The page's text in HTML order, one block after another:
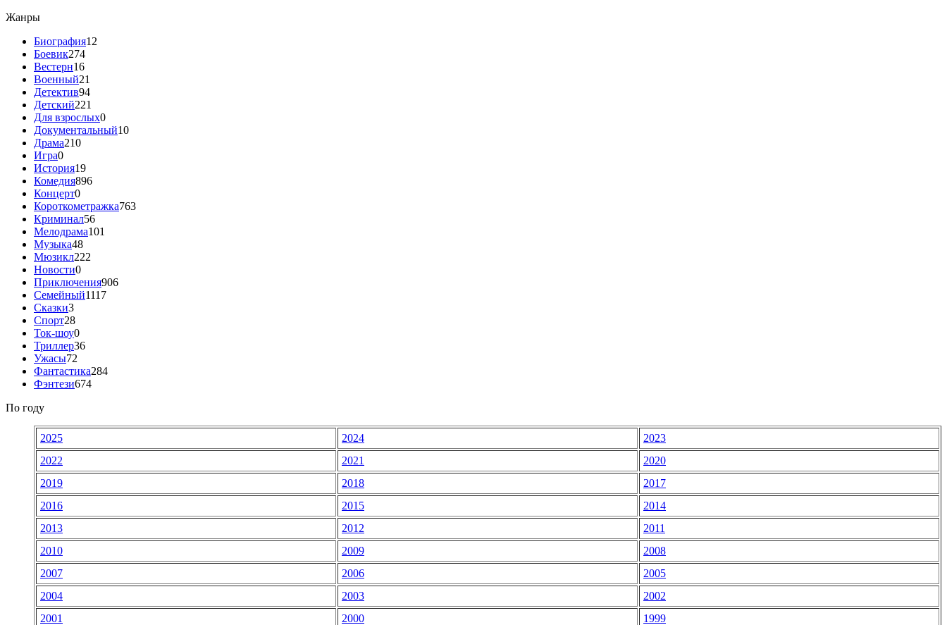
Жанры
Биография12
Боевик274
Вестерн16
Военный21
Детектив94
Детский221
Для взрослых0
Документальный10
Драма210
Игра0
История19
Комедия896
Концерт0
Короткометражка763
Криминал56
Мелодрама101
Музыка48
Мюзикл222
Новости0
Приключения906
Семейный1117
Сказки3
Спорт28
Ток-шоу0
Триллер36
Ужасы72
Фантастика284
Фэнтези674
По году
2025 2024
2023
2022
2021
2020
2019
2018
2017
2016
2015
2014
2013
2012
2011
2010
2009
2008
2007
2006
2005
2004
2003
2002
2001
2000
1999